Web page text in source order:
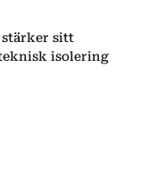
stärker sitt
isolering